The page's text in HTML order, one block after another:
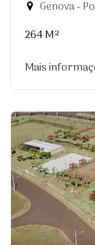
Genova -
264 M²
Mais